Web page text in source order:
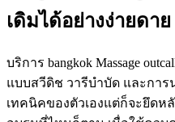
เดิมได้อย่างง่ายดาย
บริการ bangkok Massage
แบบสวีดิช วารีบำบัด และกา
เทคนิคของตัวเองแต่ก็จะยึดห